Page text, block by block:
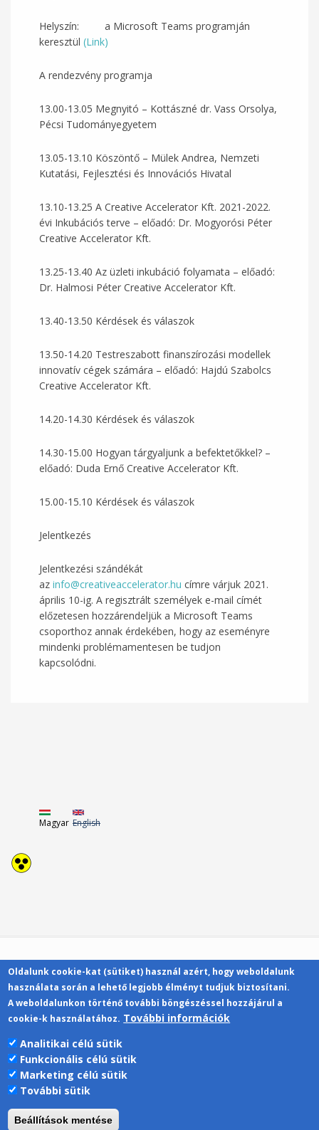
Helyszín: a Microsoft Teams programján
keresztül (Link)
A rendezvény programja
13.00-13.05 Megnyitó – Kottászné dr. Vass Orsolya,
Pécsi Tudományegyetem
13.05-13.10 Köszöntő – Mülek Andrea, Nemzeti
Kutatási, Fejlesztési és Innovációs Hivatal
13.10-13.25 A Creative Accelerator Kft. 2021-2022.
évi Inkubációs terve – előadó: Dr. Mogyorósi Péter
Creative Accelerator Kft.
13.25-13.40 Az üzleti inkubáció folyamata – előadó:
Dr. Halmosi Péter Creative Accelerator Kft.
13.40-13.50 Kérdések és válaszok
13.50-14.20 Testreszabott finanszírozási modellek
innovatív cégek számára – előadó: Hajdú Szabolcs
Creative Accelerator Kft.
14.20-14.30 Kérdések és válaszok
14.30-15.00 Hogyan tárgyaljunk a befektetőkkel? –
előadó: Duda Ernő Creative Accelerator Kft.
15.00-15.10 Kérdések és válaszok
Jelentkezés
Jelentkezési szándékát
az info@creativeaccelerator.hu címre várjuk 2021.
április 10-ig. A regisztrált személyek e-mail címét
előzetesen hozzárendeljük a Microsoft Teams
csoporthoz annak érdekében, hogy az eseményre
mindenki problémamentesen be tudjon
kapcsolódni.
Magyar English
Kapcsolat
Pécsi Tudományegyetem | Kancellária |
Informatikai Igazgatóság 2019.
Oldalunk cookie-kat (sütiket) használ azért, hogy weboldalunk
használata során a lehető legjobb élményt tudjuk biztosítani.
A weboldalunkon történő további böngészéssel hozzájárul a
cookie-k használatához. További információk
Analitikai célú sütik
Funkcionális célú sütik
Marketing célú sütik
További sütik
Beállítások mentése